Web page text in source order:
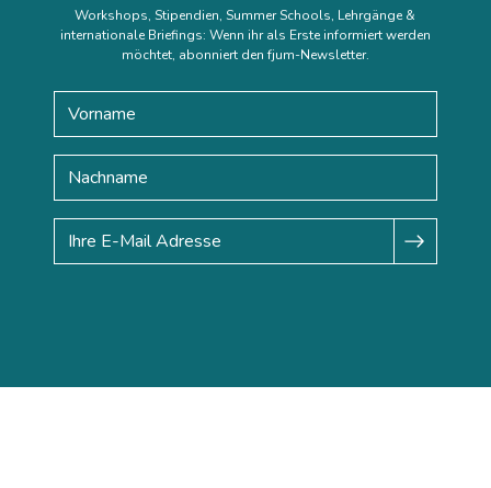
Workshops, Stipendien, Summer Schools, Lehrgänge &
internationale Briefings: Wenn ihr als Erste informiert werden
möchtet, abonniert den fjum-Newsletter.